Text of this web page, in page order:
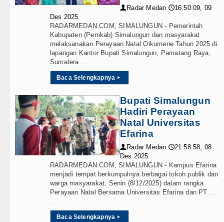
👤 Radar Medan 🕔16:50:09, 09
Des 2025
RADARMEDAN.COM, SIMALUNGUN - Pemerintah
Kabupaten (Pemkab) Simalungun dan masyarakat
melaksanakan Perayaan Natal Oikumene Tahun 2025 di
lapangan Kantor Bupati Simalungun, Pamatang Raya,
Sumatera . . .
Baca Selengkapnya ▸
Bupati Simalungun
Hadiri Perayaan
Natal Universitas
Efarina
👤 Radar Medan 🕔21:58:58, 08
Des 2025
RADARMEDAN.COM, SIMALUNGUN - Kampus Efarina
menjadi tempat berkumpulnya berbagai tokoh publik dan
warga masyarakat, Senin (8/12/2025) dalam rangka
Perayaan Natal Bersama Universitas Efarina dan PT . .
.
Baca Selengkapnya ▸